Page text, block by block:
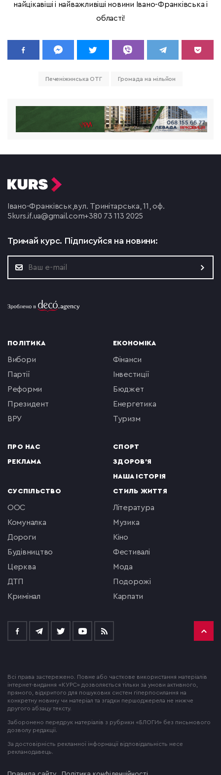
найцікавіші і найважливіші новини Івано-Франківська і
області!
Печеніжинська ОТГ Громада на мільйон
Івано-Франківськ,вул. Тринітарська, 11, оф.
5 kurs.if.ua@gmail.com+380 73 113 2025
Тримай курс. Підписуйся на новини:
ПОЛІТИКА
вибори
партії
реформи
президент
ВРУ
ПРО НАС
РЕКЛАМА
ЕКОНОМІКА
фінанси
інвестиції
бюджет
енергетика
туризм
СПОРТ
ЗДОРОВ'Я
НАША ІСТОРІЯ
СУСПІЛЬСТВО
ООС
комуналка
Дороги
будівництво
церква
ДТП
кримінал
СТИЛЬ ЖИТТЯ
література
музика
кіно
фестивалі
мода
подорожі
Карпати
Всі права застережено. Повне або часткове використання матеріалів
інтернет-видання «КУРС» дозволяється тільки за умови активного,
прямого, відкритого для пошукових систем гіперпосилання на
конкретну новину чи матеріал та згадки першоджерела не нижче
другого абзацу тексту.
Заборонено передрук матеріалів з рубрики «БЛОГИ» без письмового
дозволу редакції.
За достовірність рекламної інформації відповідальність несе
рекламодавець.